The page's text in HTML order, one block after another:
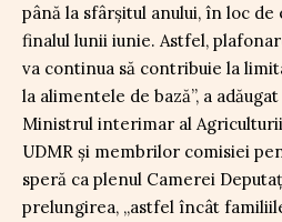
până la sfârșitul anului, în loc de
finalul lunii iunie. Astfel,
va continua să contribuie la
la alimentele de bază”, a
Ministrul interimar al
UDMR și membrilor comisiei
speră ca plenul Camerei
prelungirea, „astfel încât